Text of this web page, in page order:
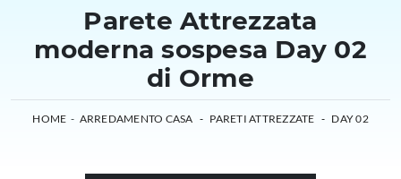
Parete Attrezzata
moderna sospesa Day 02
di Orme
HOME - ARREDAMENTO CASA - PARETI ATTREZZATE - DAY 02